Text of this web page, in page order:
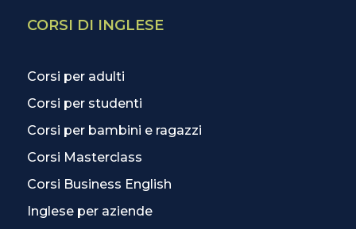
CORSI DI INGLESE
Corsi per adulti
Corsi per studenti
Corsi per bambini e ragazzi
Corsi Masterclass
Corsi Business English
Inglese per aziende